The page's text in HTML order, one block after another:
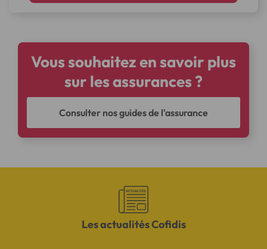
Vous souhaitez en savoir plus
sur les assurances ?
Consulter nos guides de l'assurance
Les actualités Cofidis